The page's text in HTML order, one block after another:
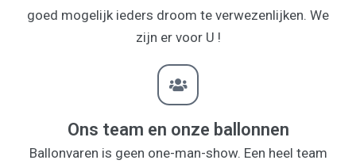
goed mogelijk ieders droom te verwezenlijken. We
zijn er voor U !
Ons team en onze ballonnen
Ballonvaren is geen one-man-show. Een heel team